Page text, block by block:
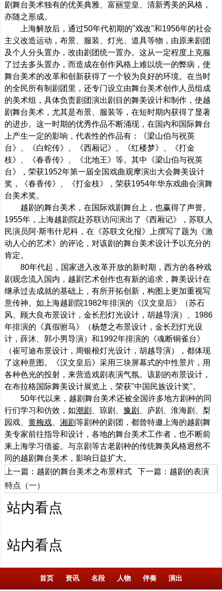
剧舞台美术独有的优美典雅、富丽堂皇、清新秀美的风格，
亦随之形成。
上海解放后，通过50年代初期的"戏改"和1956年的社会
主义改造运动，布景、服装、灯光、道具等物，由原来剧团
及个人分头置办，改由剧团统一置办。这从一定程度上克服
了过去多头置办，而造成在创作风格上难以统一的弊病，使
舞台美术的改革和创新获得了一个较为良好的环境。在当时
的全民所有制剧团里，还专门设立由舞台美术创作人员组成
的美术组，具体负责剧团演出剧目的舞美设计和制作，使越
剧舞台美术，尤其是布景、服装等，在短时期内获得了显著
的进步。这一时期的优秀作品不断涌现，在国内和国际舞台
上产生一定的影响，代表性的作品有：《梁山伯与祝英
台》、《白蛇传》、《西厢记》、《红楼梦》、《打金
枝》、《春香传》、《北地王》等。其中《梁山伯与祝英
台》，荣获1952年第一届全国戏曲观摩演出大会舞美设计
奖，《春香传》、《打金枝》，荣获1954年华东戏曲会演舞
台美术奖。
越剧的舞台美术，在国际戏剧舞台上，也赢得了声誉。
1955年，上海越剧院赴苏联访问演出了《西厢记》，苏联人
民演员阿·斯韦什尼科，在《苏联文化报》上撰写了题为《激
动人心的艺术》的评论，对该剧的舞台美术设计予以充分的
肯定。
80年代起，国家进入改革开放的新时期，西方的各种戏
剧观念流入国内，越剧艺术创作也有新的追求，舞美设计在
继承过去成就的基础上，有所开拓创新，构图上更加重视写
意传神。如上海越剧院1982年排演的《汉文皇后》（苏石
风、顾大良布景设计，金长烈灯光设计，胡越导演）、1986
年排演的《真假驸马》（杨楚之布景设计，金长烈灯光设
计，薛沐、郭小男导演）和1992年排演的《魂断铜雀台》
（崔可迪布景设计，周银根灯光设计，胡越导演），都体现
了这种意图。《汉文皇后》采用三块屏幕式的中性景片，用
各种色光的投射，来营造戏剧表演气氛。该剧的布景设计，
在布拉格国际舞美设计展览上，荣获"中国民族设计奖"。
50年代以来，越剧舞台美术还被全国许多地方剧种的同
行们学习和仿效，如潮剧 、琼剧、 豫剧 、庐剧、淮海剧、梨
园戏、 黄梅戏、 湘剧等剧种的剧团，都曾特邀上海的越剧舞
美专家前往指导和设计，各地的舞台美术工作者，也不断前
来上海学习借鉴。与京剧等古老剧种的传统舞美风格迥然不
同的越剧舞台美术，影响日益扩大。
上一篇： 越剧的舞台美术之布景样式 下一篇： 越剧的表演
特点（一）
站内看点
站内看点
首页 资讯 名段 人物 伴奏 演出